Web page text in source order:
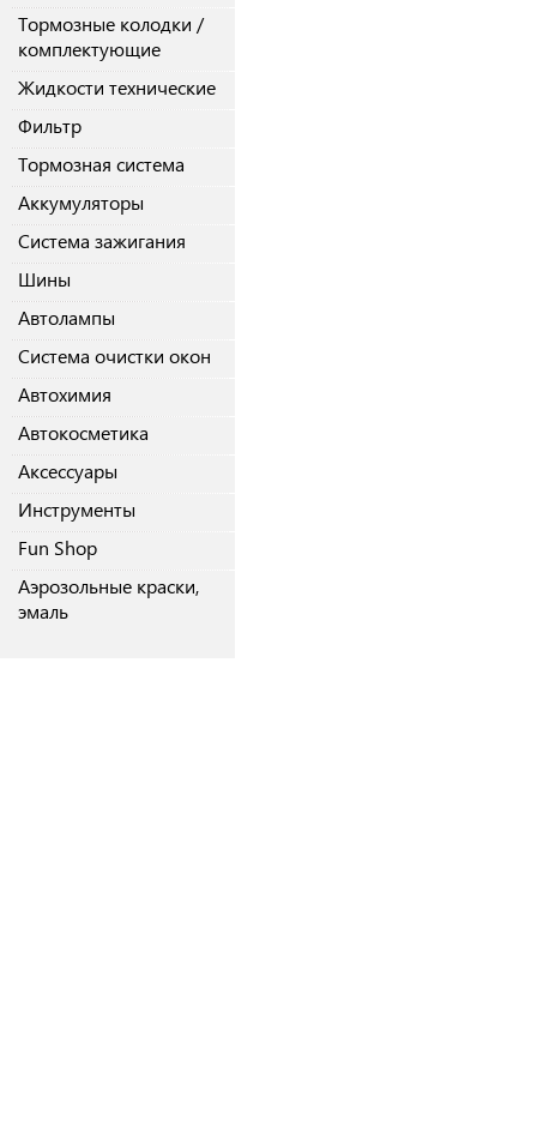
Тормозные колодки /
комплектующие
Жидкости технические
Фильтр
Тормозная система
Аккумуляторы
Система зажигания
Шины
Автолампы
Система очистки окон
Автохимия
Автокосметика
Аксессуары
Инструменты
Fun Shop
Аэрозольные краски,
эмаль